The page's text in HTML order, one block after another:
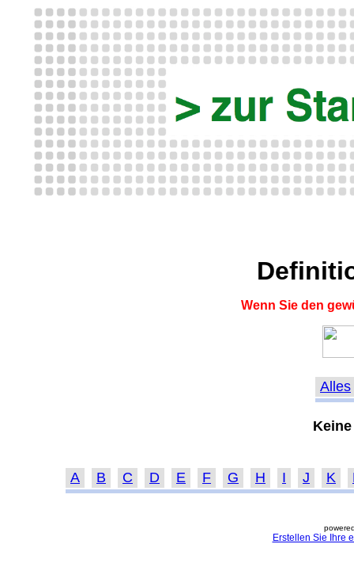
Wenn Sie den
Alles
A B C D E F G H I J K
Erstellen Sie Ihre